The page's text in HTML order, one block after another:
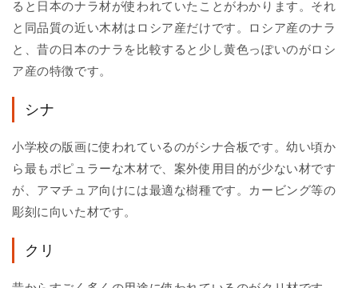
ると日本のナラ材が使われていたことがわかります。それ
と同品質の近い木材はロシア産だけです。ロシア産のナラ
と、昔の日本のナラを比較すると少し黄色っぽいのがロシ
ア産の特徴です。
シナ
小学校の版画に使われているのがシナ合板です。幼い頃か
ら最もポピュラーな木材で、案外使用目的が少ない材です
が、アマチュア向けには最適な樹種です。カービング等の
彫刻に向いた材です。
クリ